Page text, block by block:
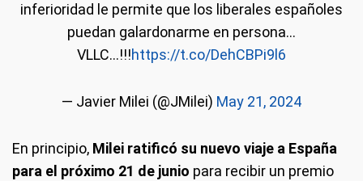
inferioridad le permite que los liberales españoles
puedan galardonarme en persona...
VLLC...!!!https://t.co/DehCBPi9l6
— Javier Milei (@JMilei) May 21, 2024
En principio, Milei ratificó su nuevo viaje a España
para el próximo 21 de junio para recibir un premio